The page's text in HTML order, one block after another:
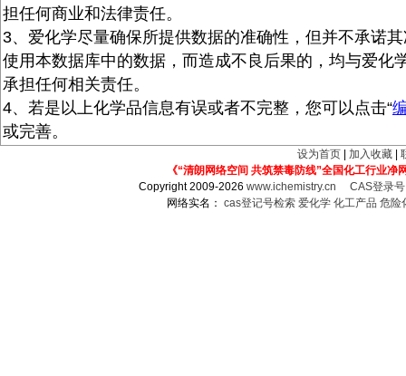
担任何商业和法律责任。
3、爱化学尽量确保所提供数据的准确性，但并不承诺
使用本数据库中的数据，而造成不良后果的，均与爱化
承担任何相关责任。
4、若是以上化学品信息有误或者不完整，您可以点击“
或完善。
设为首页 加入收藏
《“清朗网络空间 共筑禁毒防线”全国化工行业净
Copyright 2009-2026www.ichemistry.cn
CAS登录
网络实名： cas登记号检索 爱化学 化工产品 危险